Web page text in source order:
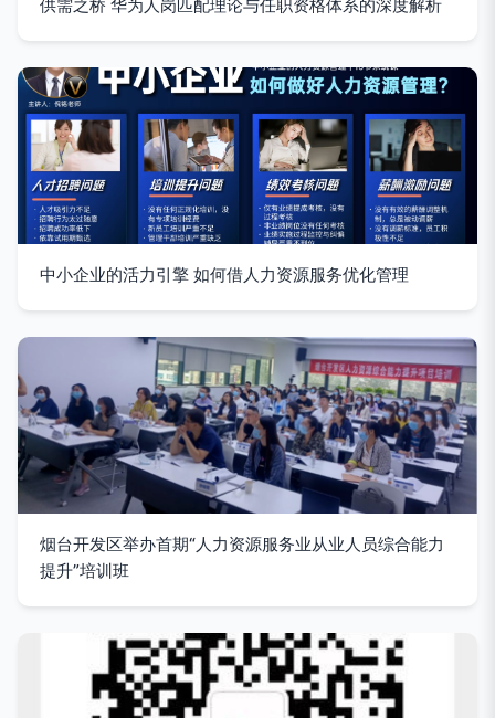
供需之桥 华为人岗匹配理论与任职资格体系的深度解析
中小企业的活力引擎 如何借人力资源服务优化管理
烟台开发区举办首期“人力资源服务业从业人员综合能力
提升”培训班